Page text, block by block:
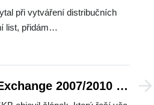
při vytváření distribučních
list, přidám…
2007/2010 na